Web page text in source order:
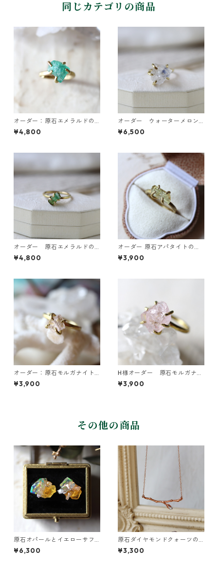
同じカテゴリの商品
オーダー：原石エメラルドの
イヤーカフ/リング
¥4,800
オーダー ウォーターメロン
トルマリンのピアス・デュモ
ルチライトインクォーツのリ
¥6,500
オーダー 原石エメラルドの
リング
¥4,800
オーダー 原石アパタイトのイ
ヤーカフ/リング
¥3,900
オーダー：原石モルガナイト
のイヤーカフ
¥3,900
H様オーダー 原石モルガナイ
トのイヤーカフ
¥3,900
その他の商品
原石オパールとイエローサフ
ァイアのプチピアス
¥6,300
原石ダイヤモンドクォーツの
小枝ネックレス
¥3,300